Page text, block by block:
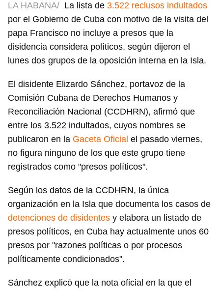
LA HABANA/ La lista de 3.522 reclusos indultados
por el Gobierno de Cuba con motivo de la visita del
papa Francisco no incluye a presos que la
disidencia considera políticos, según dijeron el
lunes dos grupos de la oposición interna en la Isla.
El disidente Elizardo Sánchez, portavoz de la
Comisión Cubana de Derechos Humanos y
Reconciliación Nacional (CCDHRN), afirmó que
entre los 3.522 indultados, cuyos nombres se
publicaron en la Gaceta Oficial el pasado viernes,
no figura ninguno de los que este grupo tiene
registrados como "presos políticos".
Según los datos de la CCDHRN, la única
organización en la Isla que documenta los casos de
detenciones de disidentes y elabora un listado de
presos políticos, en Cuba hay actualmente unos 60
presos por "razones políticas o por procesos
políticamente condicionados".
Sánchez explicó que la nota oficial en la que el